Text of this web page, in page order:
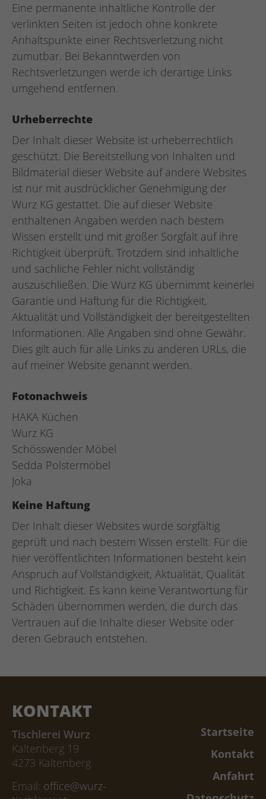
Eine permanente inhaltliche Kontrolle der
verlinkten Seiten ist jedoch ohne konkrete
Anhaltspunkte einer Rechtsverletzung nicht
zumutbar. Bei Bekanntwerden von
Rechtsverletzungen werde ich derartige Links
umgehend entfernen.
Urheberrechte
Der Inhalt dieser Website ist urheberrechtlich
geschützt. Die Bereitstellung von Inhalten und
Bildmaterial dieser Website auf andere Websites
ist nur mit ausdrücklicher Genehmigung der
Wurz KG gestattet. Die auf dieser Website
enthaltenen Angaben werden nach bestem
Wissen erstellt und mit großer Sorgfalt auf ihre
Richtigkeit überprüft. Trotzdem sind inhaltliche
und sachliche Fehler nicht vollständig
auszuschließen. Die Wurz KG übernimmt keinerlei
Garantie und Haftung für die Richtigkeit,
Aktualität und Vollständigkeit der bereitgestellten
Informationen. Alle Angaben sind ohne Gewähr.
Dies gilt auch für alle Links zu anderen URLs, die
auf meiner Website genannt werden.
Fotonachweis
HAKA Küchen
Wurz KG
Schösswender Möbel
Sedda Polstermöbel
Joka
Keine Haftung
Der Inhalt dieser Websites wurde sorgfältig
geprüft und nach bestem Wissen erstellt. Für die
hier veröffentlichten Informationen besteht kein
Anspruch auf Vollständigkeit, Aktualität, Qualität
und Richtigkeit. Es kann keine Verantwortung für
Schäden übernommen werden, die durch das
Vertrauen auf die Inhalte dieser Website oder
deren Gebrauch entstehen.
KONTAKT
Tischlerei Wurz
Kaltenberg 19
4273 Kaltenberg
Email: office@wurz-
Startseite
Kontakt
Anfahrt